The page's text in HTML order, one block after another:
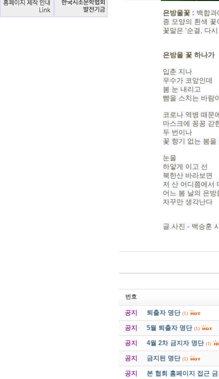
은방울꽃 : 백합
종 모양의 흰색
꽃말은 '순결, 다
은방울 꽃 하나가
입춘 지나
우수가 코앞인데
봄 눈 내리고
뺨을 스치는 바람
코로나 역병 때문
마스크에 꽁꽁 갇
두 번이나
꽃 향기 없는 봄을
눈을
하얗게 이고 선
북한산 바라보면
저 산 어디쯤에서
어느 봄 날의 은방
자꾸만 생각난다
글.사진 - 백승훈
번호
공지 퇴출자 명단 (1)
공지 5월 퇴출자 명단 (1)
공지 4월 2차 금지자 명단 (1)
공지 금지된 명단 (1)
공지 본 협회 홈페이지 접근